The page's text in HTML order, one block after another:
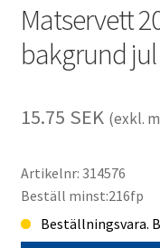
Matservett
bakgrund
15.75 SEK (exkl.
Artikelnr: 314576
Beställ minst:216fp
Beställningsvara.